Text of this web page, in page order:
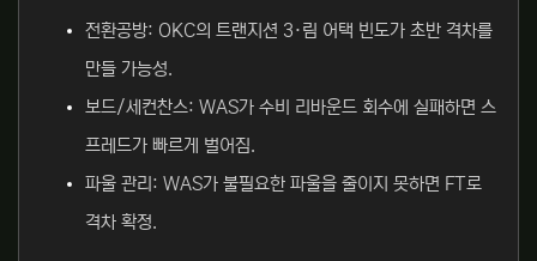
전환공방: OKC의 트랜지션 3·림 어택 빈도가 초반 격차를
만들 가능성.
보드/세컨찬스: WAS가 수비 리바운드 회수에 실패하면 스
프레드가 빠르게 벌어짐.
파울 관리: WAS가 불필요한 파울을 줄이지 못하면 FT로
격차 확정.